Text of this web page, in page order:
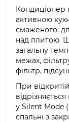
Кондиціонер
активною
смаженого:
над плитою.
загальну
межах,
фільтр,
При
у Silent Mode
спальні з